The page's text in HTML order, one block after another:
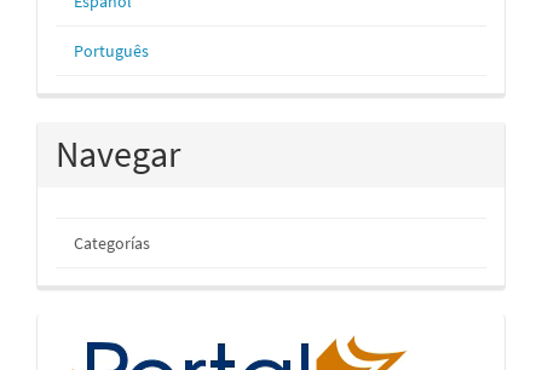
Português
Navegar
Categorías
inicio